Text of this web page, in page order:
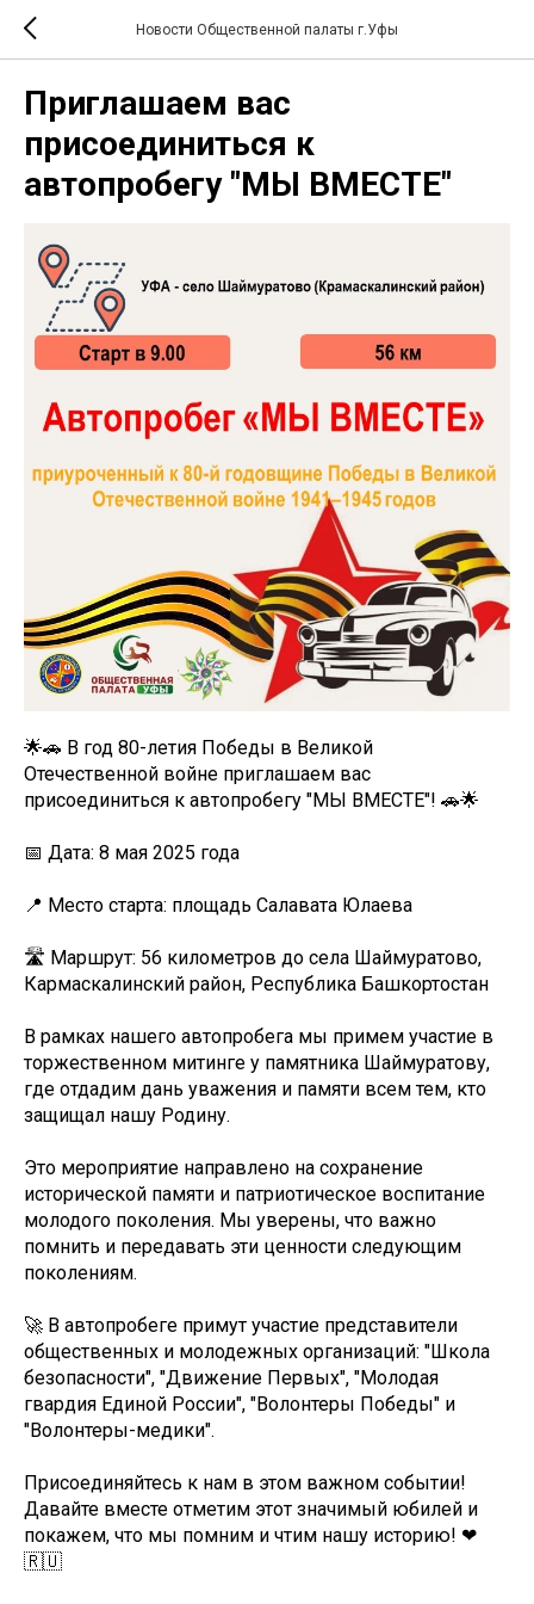
Новости Общественной палаты г.Уфы
Приглашаем вас
присоединиться к
автопробегу "МЫ ВМЕСТЕ"
🌟🚗 В год 80-летия Победы в Великой
Отечественной войне приглашаем вас
присоединиться к автопробегу "МЫ ВМЕСТЕ"! 🚗🌟
📅 Дата: 8 мая 2025 года
📍 Место старта: площадь Салавата Юлаева
🛣 Маршрут: 56 километров до села Шаймуратово,
Кармаскалинский район, Республика Башкортостан
В рамках нашего автопробега мы примем участие в
торжественном митинге у памятника Шаймуратову,
где отдадим дань уважения и памяти всем тем, кто
защищал нашу Родину.
Это мероприятие направлено на сохранение
исторической памяти и патриотическое воспитание
молодого поколения. Мы уверены, что важно
помнить и передавать эти ценности следующим
поколениям.
🚀 В автопробеге примут участие представители
общественных и молодежных организаций: "Школа
безопасности", "Движение Первых", "Молодая
гвардия Единой России", "Волонтеры Победы" и
"Волонтеры-медики".
Присоединяйтесь к нам в этом важном событии!
Давайте вместе отметим этот значимый юбилей и
покажем, что мы помним и чтим нашу историю! ❤
🇷🇺